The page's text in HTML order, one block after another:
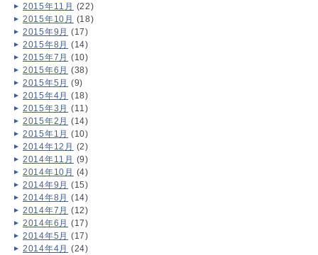
2015年11月 (22)
2015年10月 (18)
2015年9月 (17)
2015年8月 (14)
2015年7月 (10)
2015年6月 (38)
2015年5月 (9)
2015年4月 (18)
2015年3月 (11)
2015年2月 (14)
2015年1月 (10)
2014年12月 (2)
2014年11月 (9)
2014年10月 (4)
2014年9月 (15)
2014年8月 (14)
2014年7月 (12)
2014年6月 (17)
2014年5月 (17)
2014年4月 (24)